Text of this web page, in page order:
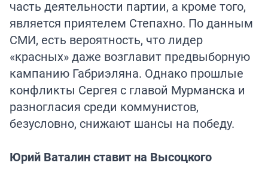
часть деятельности партии, а кроме того,
является приятелем Степахно. По данным
СМИ, есть вероятность, что лидер
«красных» даже возглавит предвыборную
кампанию Габриэляна. Однако прошлые
конфликты Сергея с главой Мурманска и
разногласия среди коммунистов,
безусловно, снижают шансы на победу.
Юрий Ваталин ставит на Высоцкого